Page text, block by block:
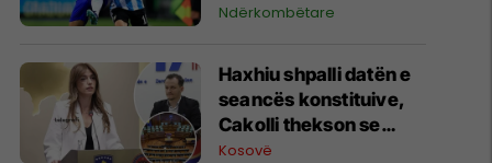
zbulojnë detaje të
edhe me Brazilin
Ndërkombëtare
Haxhiu shpalli datën e
seancës konstituive,
Cakolli thekson se
mund të mbetemi pa
Kosovë